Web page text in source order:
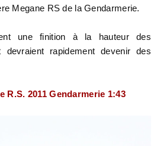
Megane RS de la Gendarmerie.
une finition à la hauteur des
rapidement devenir des
R.S. 2011 Gendarmerie 1:43